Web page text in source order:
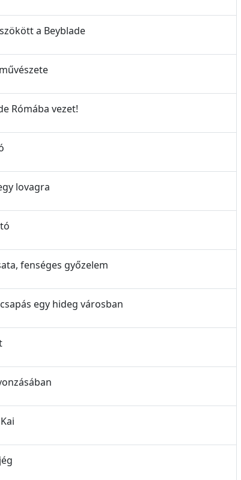
a Beyblade
Rómába vezet!
lovagra
fenséges győzelem
egy hideg városban